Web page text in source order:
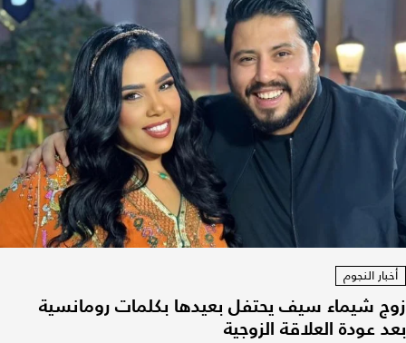
أخبار النجوم
زوج شيماء سيف يحتفل بعيدها بكلمات رومانسية
بعد عودة العلاقة الزوجية